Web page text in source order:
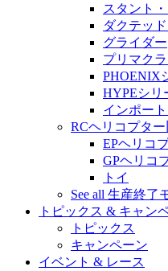
スタント
ダクテッ
グライダー
プリマク
PHOENIX
HYPEシリ
インポー
RCヘリコプタ
EPヘリコ
GPヘリコ
トイ
See all 生産終了
トピックス & キャン
トピックス
キャンペーン
イベント & レース